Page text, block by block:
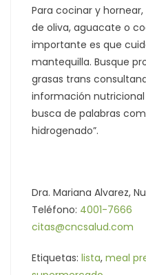
Para cocinar y
de oliva, aguacate o
importante es que
mantequilla. Busque
grasas trans
información
busca de palabras
hidrogenado”.
Dra. Mariana Alvarez,
Teléfono: 4001-7666
citas@cncsalud.com
Etiquetas: lista, meal